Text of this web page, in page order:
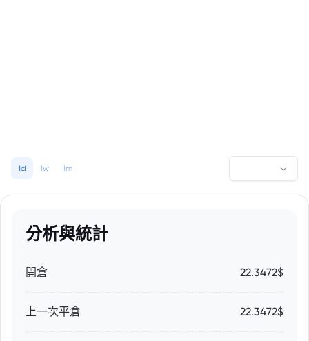
1d 1w 1m
分析與統計
開倉 22.3472$
上一次平倉 22.3472$